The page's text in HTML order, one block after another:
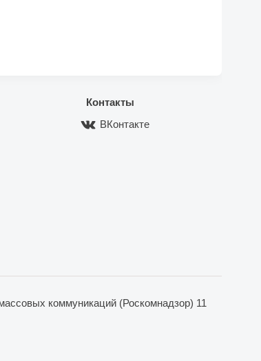
Контакты
ВКонтакте
коммуникаций (Роскомнадзор) 11